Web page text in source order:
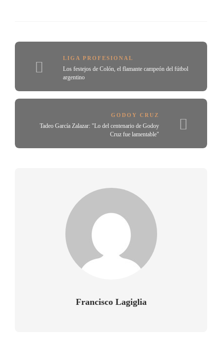
LIGA PROFESIONAL
Los festejos de Colón, el flamante campeón del fútbol
argentino
GODOY CRUZ
Tadeo García Zalazar: "Lo del centenario de Godoy
Cruz fue lamentable"
Francisco Lagiglia